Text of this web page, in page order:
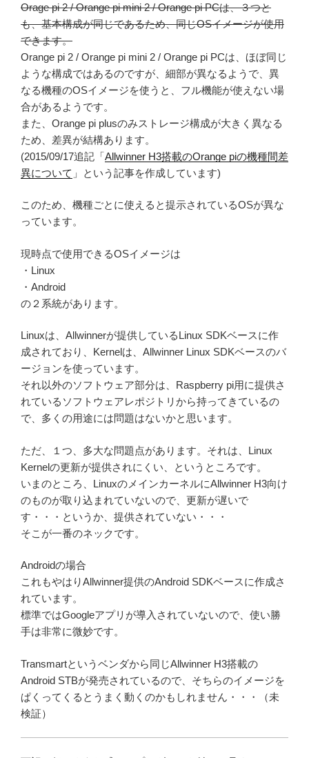
Orage pi 2 / Orange pi mini 2 / Orange pi PCは、３つと
も、基本構成が同じであるため、同じOSイメージが使用
できます。
Orange pi 2 / Orange pi mini 2 / Orange pi PCは、ほぼ同じ
ような構成ではあるのですが、細部が異なるようで、異
なる機種のOSイメージを使うと、フル機能が使えない場
合があるようです。
また、Orange pi plusのみストレージ構成が大きく異なる
ため、差異が結構あります。
(2015/09/17追記「Allwinner H3搭載のOrange piの機種間差
異について 」という記事を作成しています)
このため、機種ごとに使えると提示されているOSが異な
っています。
現時点で使用できるOSイメージは
・Linux
・Android
の２系統があります。
Linuxは、Allwinnerが提供しているLinux SDKベースに作
成されており、Kernelは、Allwinner Linux SDKベースのバ
ージョンを使っています。
それ以外のソフトウェア部分は、Raspberry pi用に提供さ
れているソフトウェアレポジトリから持ってきているの
で、多くの用途には問題はないかと思います。
ただ、１つ、多大な問題点があります。それは、Linux
Kernelの更新が提供されにくい、というところです。
いまのところ、LinuxのメインカーネルにAllwinner H3向け
のものが取り込まれていないので、更新が遅いで
す・・・というか、提供されていない・・・
そこが一番のネックです。
Androidの場合
これもやはりAllwinner提供のAndroid SDKベースに作成さ
れています。
標準ではGoogleアプリが導入されていないので、使い勝
手は非常に微妙です。
Transmartというベンダから同じAllwinner H3搭載の
Android STBが発売されているので、そちらのイメージを
ぱくってくるとうまく動くのかもしれません・・・（未
検証）